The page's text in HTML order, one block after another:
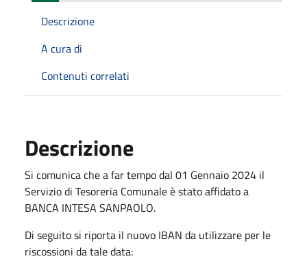
Descrizione
A cura di
Contenuti correlati
Descrizione
Si comunica che a far tempo dal 01 Gennaio 2024 il
Servizio di Tesoreria Comunale è stato affidato a
BANCA INTESA SANPAOLO.
Di seguito si riporta il nuovo IBAN da utilizzare per le
riscossioni da tale data: